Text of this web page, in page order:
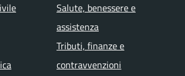
Salute, benessere e
assistenza
Tributi, finanze e
contravvenzioni